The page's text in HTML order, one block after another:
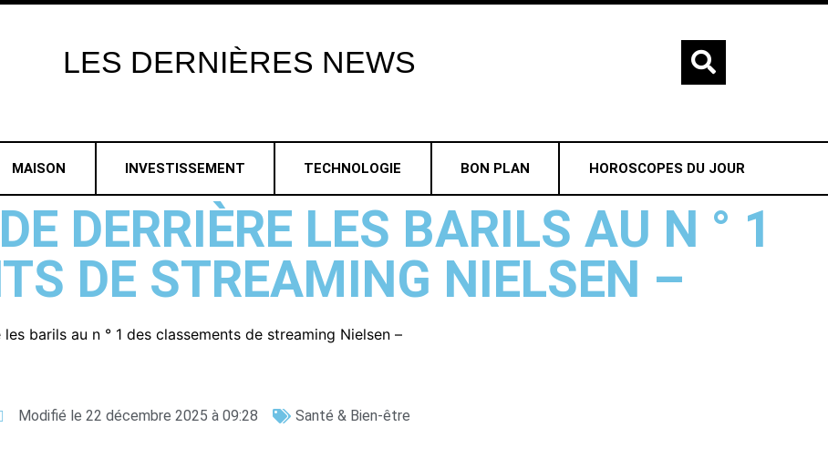
LES DERNIÈRES NEWS
MAISON INVESTISSEMENT TECHNOLOGIE BON PLAN HOROSCOPES DU JOUR
DERRIÈRE LES BARILS AU N ° 1
DE STREAMING NIELSEN –
barils au n ° 1 des classements de streaming Nielsen –
Modifié le 22 décembre 2025 à 09:28 Santé & Bien-être